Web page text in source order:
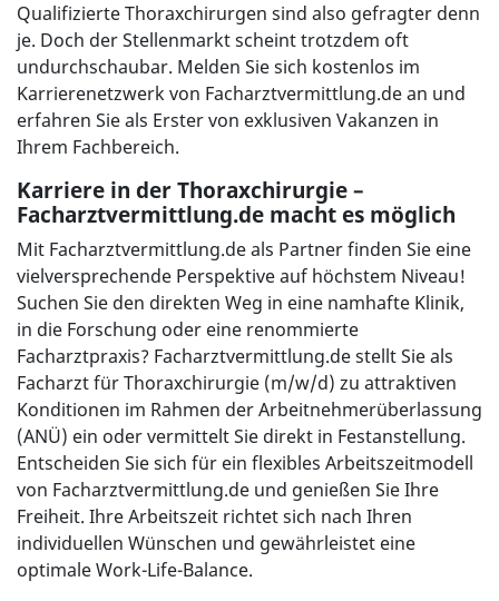
Qualifizierte Thoraxchirurgen sind also gefragter denn
je. Doch der Stellenmarkt scheint trotzdem oft
undurchschaubar. Melden Sie sich kostenlos im
Karrierenetzwerk von Facharztvermittlung.de an und
erfahren Sie als Erster von exklusiven Vakanzen in
Ihrem Fachbereich.
Karriere in der Thoraxchirurgie –
Facharztvermittlung.de macht es möglich
Mit Facharztvermittlung.de als Partner finden Sie eine
vielversprechende Perspektive auf höchstem Niveau!
Suchen Sie den direkten Weg in eine namhafte Klinik,
in die Forschung oder eine renommierte
Facharztpraxis? Facharztvermittlung.de stellt Sie als
Facharzt für Thoraxchirurgie (m/w/d) zu attraktiven
Konditionen im Rahmen der Arbeitnehmerüberlassung
(ANÜ) ein oder vermittelt Sie direkt in Festanstellung.
Entscheiden Sie sich für ein flexibles Arbeitszeitmodell
von Facharztvermittlung.de und genießen Sie Ihre
Freiheit. Ihre Arbeitszeit richtet sich nach Ihren
individuellen Wünschen und gewährleistet eine
optimale Work-Life-Balance.